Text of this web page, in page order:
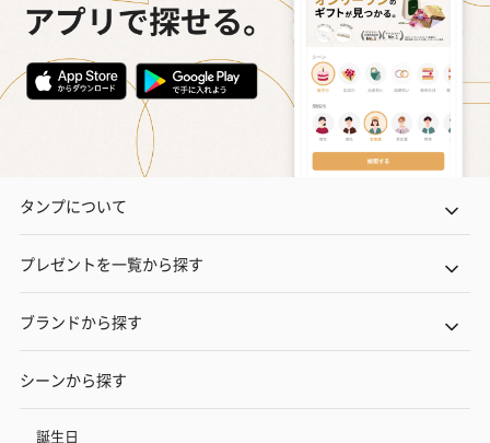
タンプについて
プレゼントを一覧から探す
ブランドから探す
シーンから探す
誕生日